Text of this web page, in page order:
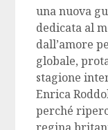
una nuova
dedicata al
dall’amore
globale,
stagione
Enrica
perché